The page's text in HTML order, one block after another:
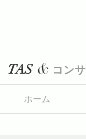
TAS & コン
ホーム